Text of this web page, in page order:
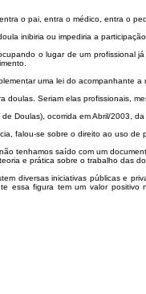
o pai, entra o médico, entra o
inibiria ou impediria a
o lugar de um profissional
uma lei do
doulas. Seriam elas profissionais,
Doulas), ocorrida em Abril/2003,
falou-se sobre o direito ao uso
tenhamos saído com um
e prática sobre o trabalho das
diversas iniciativas públicas e
essa figura tem um valor